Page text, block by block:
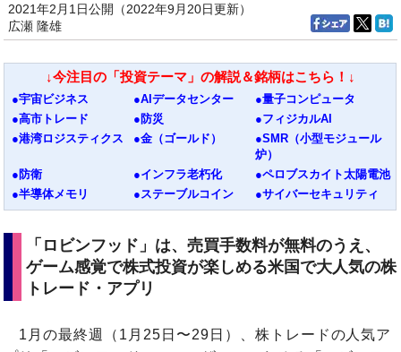
2021年2月1日公開（2022年9月20日更新）
広瀬 隆雄
↓今注目の「投資テーマ」の解説＆銘柄はこちら！↓
●宇宙ビジネス ●AIデータセンター
●量子コンピュータ
●高市トレード
●防災
●フィジカルAI
●港湾ロジスティクス
●金（ゴールド）
●SMR（小型モジュール
炉）
●防衛
●インフラ老朽化
●ペロブスカイト太陽電池
●半導体メモリ
●ステーブルコイン ●サイバーセキュリティ
「ロビンフッド」は、売買手数料が無料のうえ、
ゲーム感覚で株式投資が楽しめる米国で大人気の株
トレード・アプリ
1月の最終週（1月25日〜29日）、株トレードの人気ア